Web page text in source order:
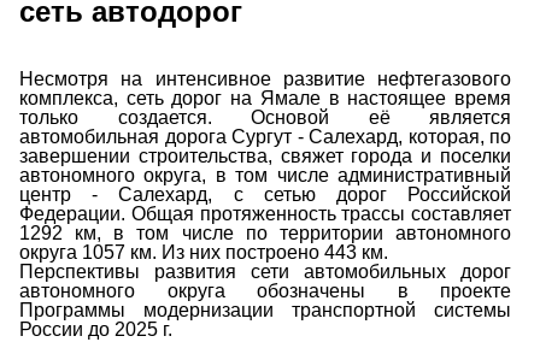
сеть автодорог
Несмотря на интенсивное развитие нефтегазового
комплекса, сеть дорог на Ямале в настоящее время
только создается. Основой её является
автомобильная дорога Сургут - Салехард, которая, по
завершении строительства, свяжет города и поселки
автономного округа, в том числе административный
центр - Салехард, с сетью дорог Российской
Федерации. Общая протяженность трассы составляет
1292 км, в том числе по территории автономного
округа 1057 км. Из них построено 443 км.
Перспективы развития сети автомобильных дорог
автономного округа обозначены в проекте
Программы модернизации транспортной системы
России до 2025 г.